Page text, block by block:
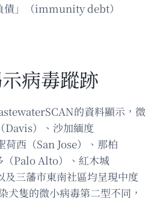
債」（immunity debt）
病毒蹤跡
的資料顯示，微
Davis）、沙加緬度
荷西（San Jose）、那柏
（Palo Alto）、紅木城
及三藩市東南社區均呈現中度
犬隻的微小病毒第二型不同，